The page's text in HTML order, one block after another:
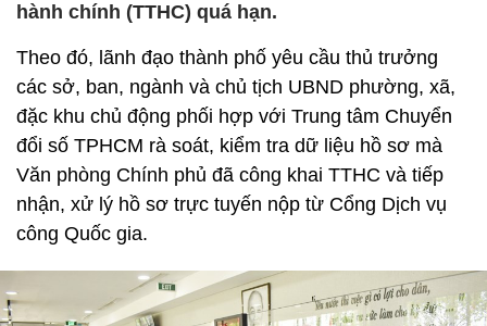
hành chính (TTHC) quá hạn.
Theo đó, lãnh đạo thành phố yêu cầu thủ trưởng
các sở, ban, ngành và chủ tịch UBND phường, xã,
đặc khu chủ động phối hợp với Trung tâm Chuyển
đổi số TPHCM rà soát, kiểm tra dữ liệu hồ sơ mà
Văn phòng Chính phủ đã công khai TTHC và tiếp
nhận, xử lý hồ sơ trực tuyến nộp từ Cổng Dịch vụ
công Quốc gia.